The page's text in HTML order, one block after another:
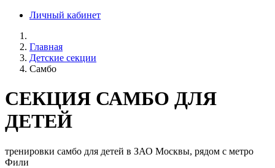
Личный кабинет
Главная
Детские секции
Самбо
СЕКЦИЯ САМБО ДЛЯ
ДЕТЕЙ
тренировки самбо для детей в ЗАО Москвы, рядом с метро
Фили